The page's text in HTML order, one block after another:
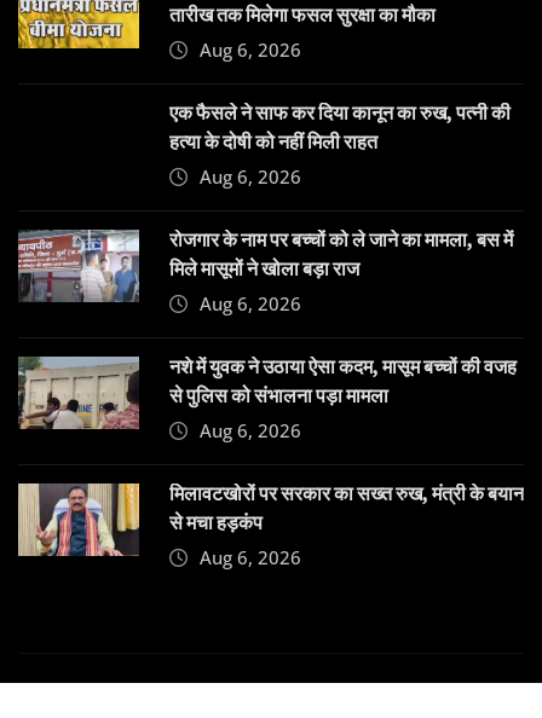
तारीख तक मिलेगा फसल सुरक्षा का मौका
Aug 6, 2026
एक फैसले ने साफ कर दिया कानून का रुख, पत्नी की
हत्या के दोषी को नहीं मिली राहत
Aug 6, 2026
रोजगार के नाम पर बच्चों को ले जाने का मामला, बस में
मिले मासूमों ने खोला बड़ा राज
Aug 6, 2026
नशे में युवक ने उठाया ऐसा कदम, मासूम बच्चों की वजह
से पुलिस को संभालना पड़ा मामला
Aug 6, 2026
मिलावटखोरों पर सरकार का सख्त रुख, मंत्री के बयान
से मचा हड़कंप
Aug 6, 2026